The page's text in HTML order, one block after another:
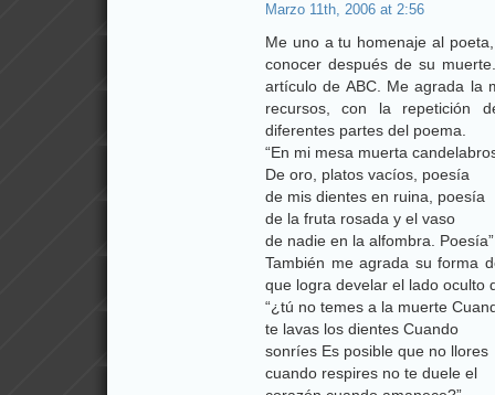
Marzo 11th, 2006 at 2:56
Me uno a tu homenaje al
conocer después de su
artículo de ABC. Me agrada la
recursos, con la repetición
diferentes partes del poema.
“En mi mesa muerta
De oro, platos vacíos, poesía
de mis dientes en ruina, poesía
de la fruta rosada y el vaso
de nadie en la alfombra. Poesía”
También me agrada su forma
que logra develar el lado oculto
“¿tú no temes a la muerte
te lavas los dientes Cuando
sonríes Es posible que no llores
cuando respires no te duele el